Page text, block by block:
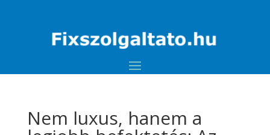
Nem luxus, hanem a